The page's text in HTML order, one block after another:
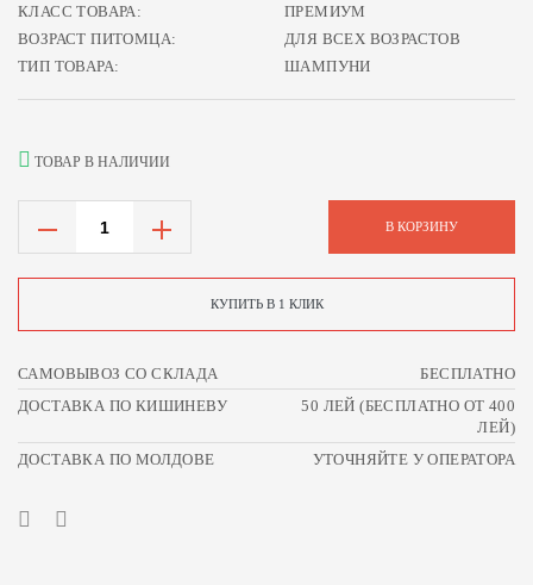
КЛАСС ТОВАРА:
ПРЕМИУМ
ВОЗРАСТ ПИТОМЦА:
ДЛЯ ВСЕХ ВОЗРАСТОВ
ТИП ТОВАРА:
ШАМПУНИ
ТОВАР В НАЛИЧИИ
В КОРЗИНУ
КУПИТЬ В 1 КЛИК
САМОВЫВОЗ СО СКЛАДА
БЕСПЛАТНО
ДОСТАВКА ПО КИШИНЕВУ
50 ЛЕЙ (БЕСПЛАТНО ОТ 400
ЛЕЙ)
ДОСТАВКА ПО МОЛДОВЕ
УТОЧНЯЙТЕ У ОПЕРАТОРА